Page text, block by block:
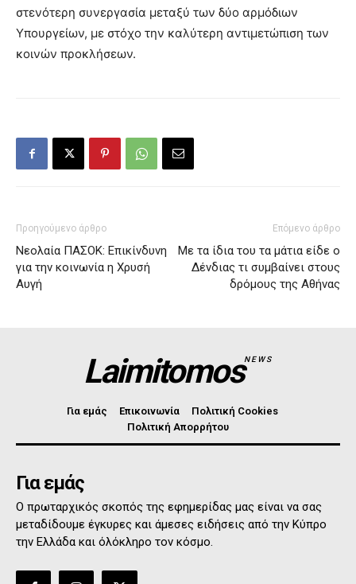
στενότερη συνεργασία μεταξύ των δύο αρμόδιων
Υπουργείων, με στόχο την καλύτερη αντιμετώπιση των
κοινών προκλήσεων.
Προηγούμενο άρθρο
Νεολαία ΠΑΣΟΚ: Επικίνδυνη
για την κοινωνία η Χρυσή
Αυγή
Επόμενο άρθρο
Με τα ίδια του τα μάτια είδε ο
Δένδιας τι συμβαίνει στους
δρόμους της Αθήνας
LaimitomosNEWS
Για εμάς Επικοινωνία
Πολιτική Cookies
Πολιτική Απορρήτου
Για εμάς
Ο πρωταρχικός σκοπός της εφημερίδας μας είναι να σας
μεταδίδουμε έγκυρες και άμεσες ειδήσεις από την Κύπρο
την Ελλάδα και όλόκληρο τον κόσμο.